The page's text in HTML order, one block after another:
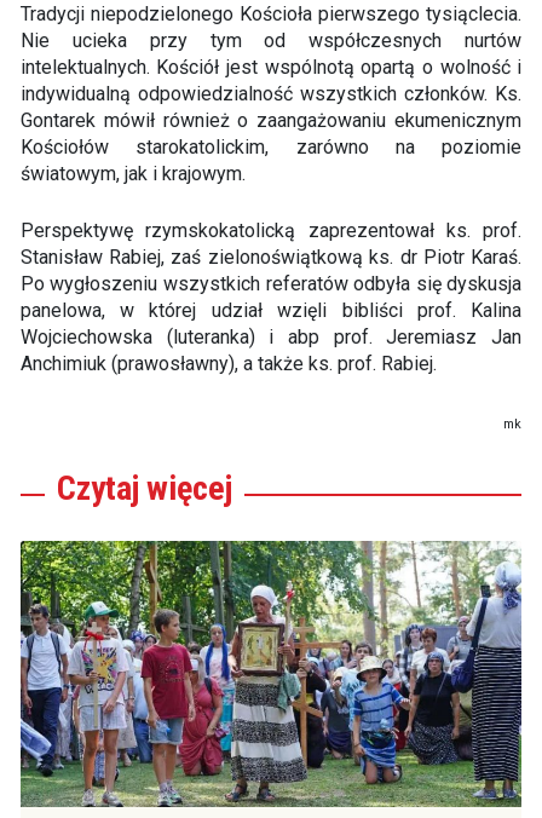
Tradycji niepodzielonego Kościoła pierwszego tysiąclecia.
Nie ucieka przy tym od współczesnych nurtów
intelektualnych. Kościół jest wspólnotą opartą o wolność i
indywidualną odpowiedzialność wszystkich członków. Ks.
Gontarek mówił również o zaangażowaniu ekumenicznym
Kościołów starokatolickim, zarówno na poziomie
światowym, jak i krajowym.
Perspektywę rzymskokatolicką zaprezentował ks. prof.
Stanisław Rabiej, zaś zielonoświątkową ks. dr Piotr Karaś.
Po wygłoszeniu wszystkich referatów odbyła się dyskusja
panelowa, w której udział wzięli bibliści prof. Kalina
Wojciechowska (luteranka) i abp prof. Jeremiasz Jan
Anchimiuk (prawosławny), a także ks. prof. Rabiej.
mk
Czytaj więcej